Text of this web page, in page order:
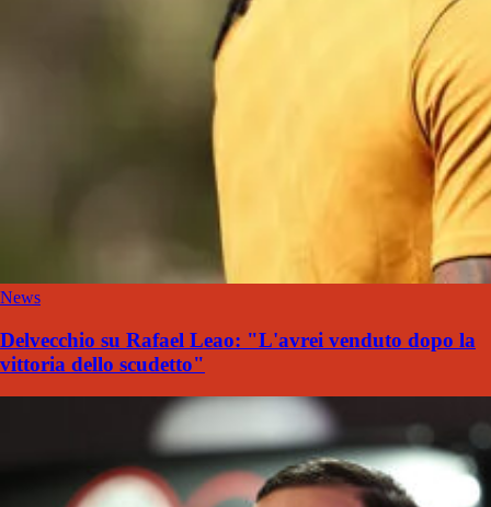
News
Delvecchio su Rafael Leao: "L'avrei venduto dopo la
vittoria dello scudetto"